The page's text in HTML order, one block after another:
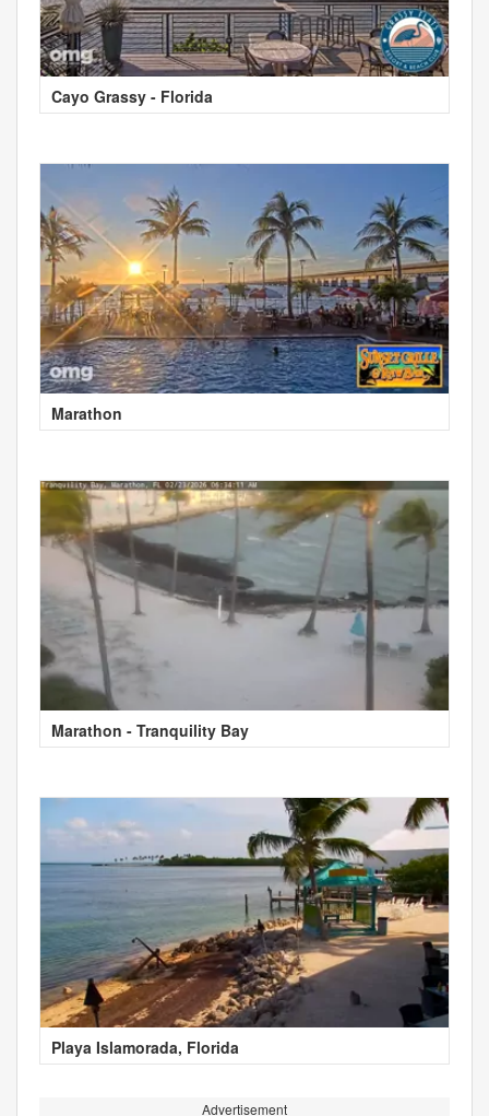
Cayo Grassy - Florida
Marathon
Marathon - Tranquility Bay
Playa Islamorada, Florida
Advertisement